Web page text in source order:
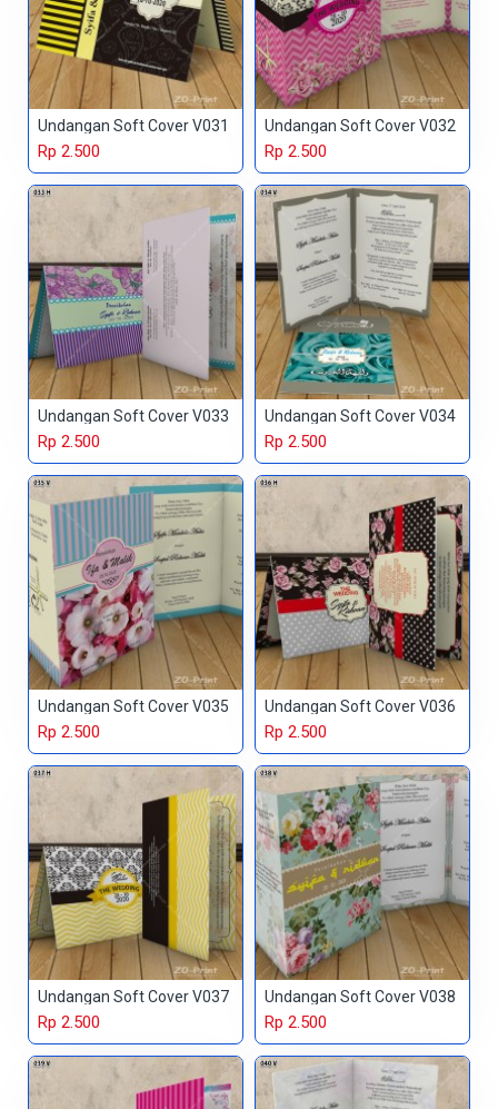
Undangan Soft Cover V031
Rp 2.500
Undangan Soft Cover V032
Rp 2.500
Undangan Soft Cover V033
Rp 2.500
Undangan Soft Cover V034
Rp 2.500
Undangan Soft Cover V035
Rp 2.500
Undangan Soft Cover V036
Rp 2.500
Undangan Soft Cover V037
Rp 2.500
Undangan Soft Cover V038
Rp 2.500